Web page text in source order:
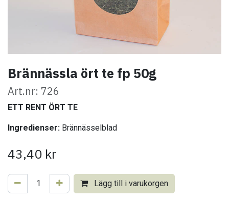
Brännässla ört te fp 50g
Art.nr: 726
ETT RENT ÖRT TE
Ingredienser: Brännässelblad
43,40 kr
Lägg till i varukorgen